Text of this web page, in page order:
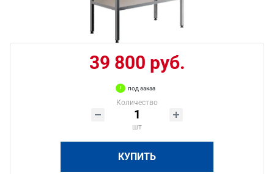
39 800 руб.
под заказ
Количество
шт
КУПИТЬ